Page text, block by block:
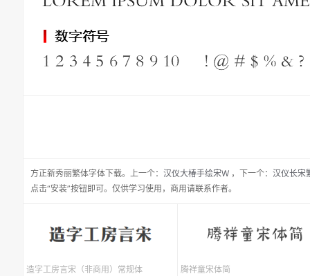
方正新秀丽繁体字体下载。 上一个： 汉仪大椿手绘宋W ， 下一个： 汉仪长宋
点击“安装”按钮即可。仅供学习使用，商用请联系作者。
造字工房言宋（非商用）常规体 腾祥童宋体简